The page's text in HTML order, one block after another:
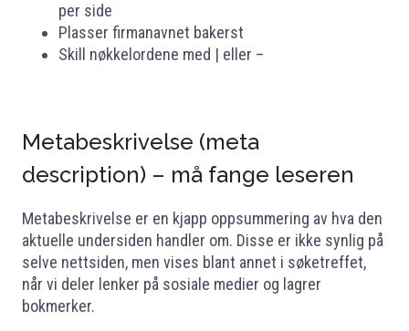
per side
Plasser firmanavnet bakerst
Skill nøkkelordene med | eller –
Metabeskrivelse (meta
description) – må fange leseren
Metabeskrivelse er en kjapp oppsummering av hva den
aktuelle undersiden handler om. Disse er ikke synlig på
selve nettsiden, men vises blant annet i søketreffet,
når vi deler lenker på sosiale medier og lagrer
bokmerker.